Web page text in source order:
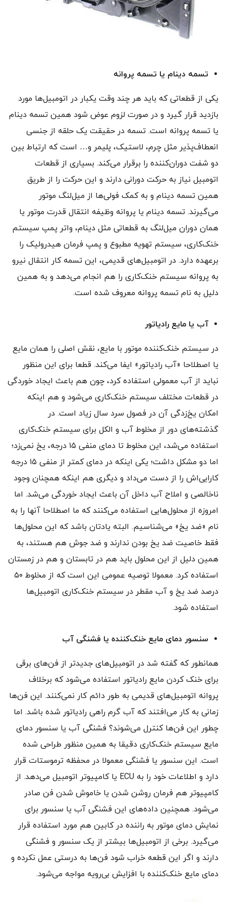
تسمه دینام یا تسمه پروانه
یکی از قطعاتی که باید هر چند وقت‌ یکبار در اتومبیل‌ها مورد
بازدید قرار گیرد و در صورت لزوم عوض شود همین تسمه دینام
یا تسمه پروانه است. تسمه در حقیقت یک حلقه از جنسی
انعطاف‌پذیر مثل چرم، لاستیک، پلیمر و… است که ارتباط بین
دو شفت دوران‌کننده را برقرار می‌کند. بسیاری از قطعات
اتومبیل نیاز به حرکت دورانی دارند و این حرکت را از طریق
همین تسمه دینام و به کمک فولی‌ها از میل‌لنگ موتور
می‌گیرند. تسمه دینام یا پروانه وظیفه انتقال قدرت موتور یا
همان دوران میل‌لنگ به قطعاتی مثل دینام، واتر پمپ سیستم
‌خنک‌کاری، سیستم تهویه مطبوع و پمپ فرمان هیدرولیک را
برعهده دارد. در اتومبیل‌های قدیمی، این تسمه کار انتقال نیرو
به پروانه سیستم خنک‌کاری را هم انجام می‌دهد و به همین
دلیل به نام تسمه پروانه معروف شده است.
آب یا مایع رادیاتور
در سیستم خنک‌کننده موتور با مایع، نقش اصلی را همان مایع
یا اصطلاحا «آب رادیاتور» ایفا می‌کند. قطعا برای این منظور
نباید از آب معمولی استفاده کرد، چون هم باعث ایجاد خوردگی
در قطعات مختلف سیستم خنک‌کاری می‌شود و هم اینکه
امکان یخ‌زدگی آن در فصول سرد سال زیاد است. در
گذشته‌های دور از مخلوط آب و الکل برای سیستم خنک‌کاری
استفاده می‌شد، این مخلوط تا دمای منفی ۱۵ درجه، یخ نمی‌زد؛
اما دو مشکل داشت؛ یکی اینکه در دمای کمتر از منفی ۱۵ درجه
کارایی‌اش را از دست می‌داد و دیگری هم اینکه همچنان وجود
ناخالصی و املاح آب داخل آن باعث ایجاد خوردگی می‌شد. اما
امروزه از محلول‌هایی استفاده می‌کنند که ما اصطلاحا آنها را به
نام «ضد یخ» می‌شناسیم. البته یادتان باشد که این محلول‌ها
فقط خاصیت ضد یخ بودن ندارند و ضد جوش هم هستند، به
همین دلیل از این محلول باید هم در تابستان و هم در زمستان
استفاده کرد. معمولا توصیه عمومی این است که از مخلوط ۵۰
درصد ضد یخ و آب مقطر در سیستم خنک‌کاری اتومبیل‌ها
استفاده شود.
سنسور دمای مایع خنک‌کننده یا فشنگی آب
همانطور که گفته شد در اتومبیل‌های جدیدتر از فن‌های برقی
برای خنک کردن مایع رادیاتور استفاده می‌شود که برخلاف
پروانه اتومبیل‌های قدیمی به طور دائم کار نمی‌کنند. این فن‌ها
زمانی به کار می‌افتند که آب گرم راهی رادیاتور شده باشد. اما
چطور این فن‌ها کنترل می‌شوند؟ فشنگی آب یا سنسور دمای
مایع سیستم خنک‌کاری دقیقا به همین منظور طراحی شده
است. این سنسور یا فشنگی معمولا در محفظه ترموستات قرار
دارد و اطلاعات خود را به ECU یا کامپیوتر اتومبیل می‌دهد. از
کامپیوتر هم فرمان روشن شدن یا خاموش شدن فن صادر
می‌شود. همچنین داده‌های این فشنگی آب یا سنسور برای
نمایش دمای موتور به راننده در کابین هم مورد استفاده قرار
می‌گیرد. برخی از اتومبیل‌ها بیشتر از یک سنسور و فشنگی
دارند و اگر این قطعه خراب شود فن‌ها به درستی عمل نکرده و
دمای مایع خنک‌کننده با افزایش بی‌رویه مواجه می‌شود.